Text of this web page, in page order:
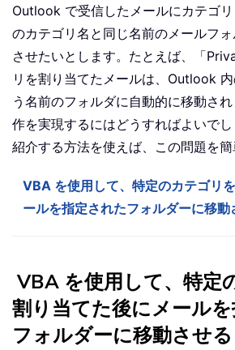
Outlook で受信したメールにカテゴ
のカテゴリ名と同じ名前のメールフ
させたいとします。たとえば、「
リを割り当てたメールは、Outlook
う名前のフォルダに自動的に移動さ
作を実現するにはどうすればよいで
紹介する方法を使えば、この問題を簡
VBA を使用して、特定のカテゴリ
ールを指定されたフォルダーに移動
VBA を使用して、特定
割り当てた後にメール
フォルダーに移動させる